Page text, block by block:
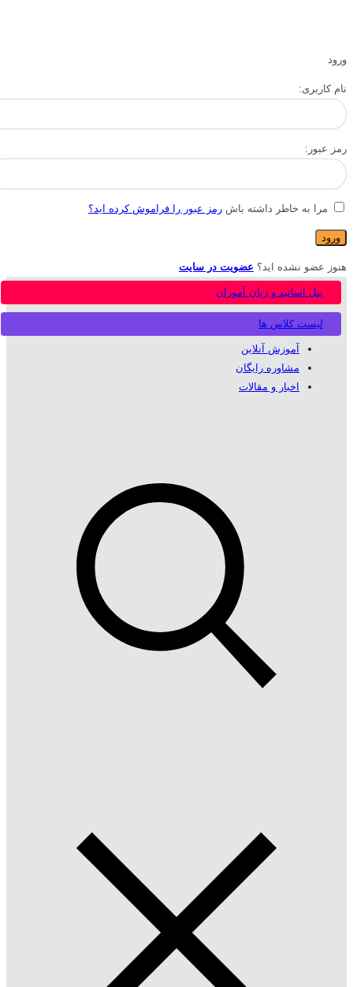
ورود
نام کاربری:
رمز عبور:
مرا به خاطر داشته باش رمز عبور را فراموش کرده اید؟
هنوز عضو نشده اید؟ عضویت در سایت
لیست کلاس ها
پنل اساتید و زبان آموزان
آموزش آنلاین
مشاوره رایگان
اخبار و مقالات